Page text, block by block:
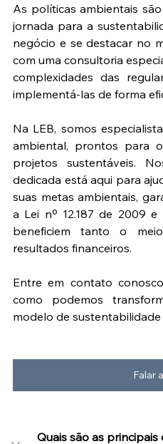
As políticas ambientais
jornada para a
negócio e se destacar no
com uma consultoria
complexidades das
implementá-las de forma
Na LEB, somos
ambiental, prontos para
projetos sustentáveis.
dedicada está aqui para
suas metas ambientais,
a Lei nº 12.187 de 2009
beneficiem tanto o
resultados financeiros.
Entre em contato
como podemos
modelo de sustentabilidade
Falar
Quais são as principais